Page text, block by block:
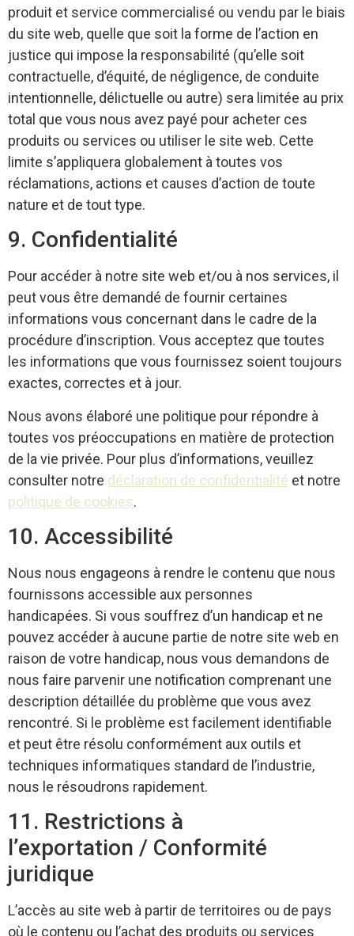
produit et service commercialisé ou vendu par le biais
du site web, quelle que soit la forme de l’action en
justice qui impose la responsabilité (qu’elle soit
contractuelle, d’équité, de négligence, de conduite
intentionnelle, délictuelle ou autre) sera limitée au prix
total que vous nous avez payé pour acheter ces
produits ou services ou utiliser le site web. Cette
limite s’appliquera globalement à toutes vos
réclamations, actions et causes d’action de toute
nature et de tout type.
9. Confidentialité
Pour accéder à notre site web et/ou à nos services, il
peut vous être demandé de fournir certaines
informations vous concernant dans le cadre de la
procédure d’inscription. Vous acceptez que toutes
les informations que vous fournissez soient toujours
exactes, correctes et à jour.
Nous avons élaboré une politique pour répondre à
toutes vos préoccupations en matière de protection
de la vie privée. Pour plus d’informations, veuillez
consulter notre déclaration de confidentialité et notre
politique de cookies.
10. Accessibilité
Nous nous engageons à rendre le contenu que nous
fournissons accessible aux personnes
handicapées. Si vous souffrez d’un handicap et ne
pouvez accéder à aucune partie de notre site web en
raison de votre handicap, nous vous demandons de
nous faire parvenir une notification comprenant une
description détaillée du problème que vous avez
rencontré. Si le problème est facilement identifiable
et peut être résolu conformément aux outils et
techniques informatiques standard de l’industrie,
nous le résoudrons rapidement.
11. Restrictions à
l’exportation / Conformité
juridique
L’accès au site web à partir de territoires ou de pays
où le contenu ou l’achat des produits ou services